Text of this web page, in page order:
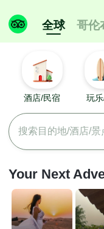
全球 哥伦
酒店/民宿 玩
搜索目的地/酒店/景
Your Next